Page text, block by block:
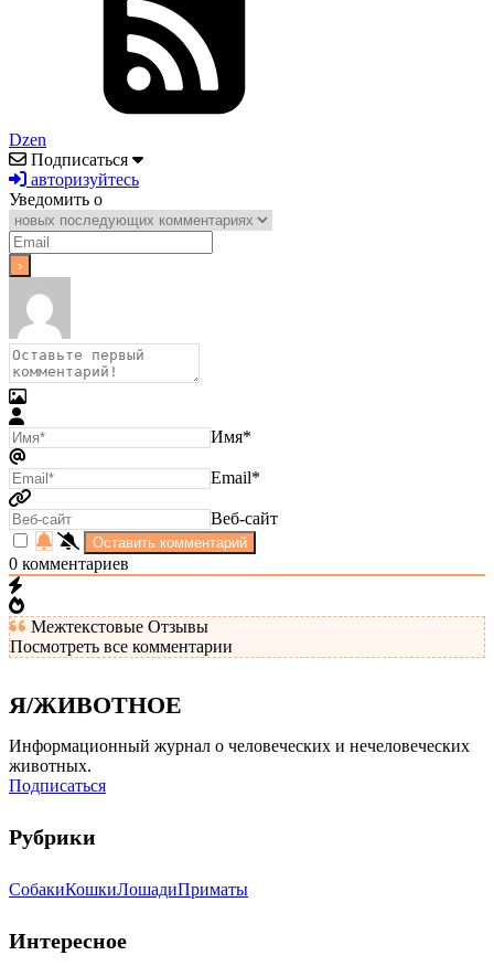
Dzen
Подписаться
авторизуйтесь
Уведомить о
Имя*
Email*
Веб-сайт
0 комментариев
Межтекстовые Отзывы
Посмотреть все комментарии
Я/ЖИВОТНОЕ
Информационный журнал о человеческих и нечеловеческих
животных.
Подписаться
Рубрики
СобакиКошкиЛошадиПриматы
Интересное